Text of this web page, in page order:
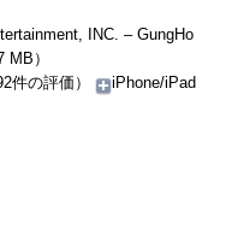
INC. – GungHo
）
件の評価）
iPhone/iPad